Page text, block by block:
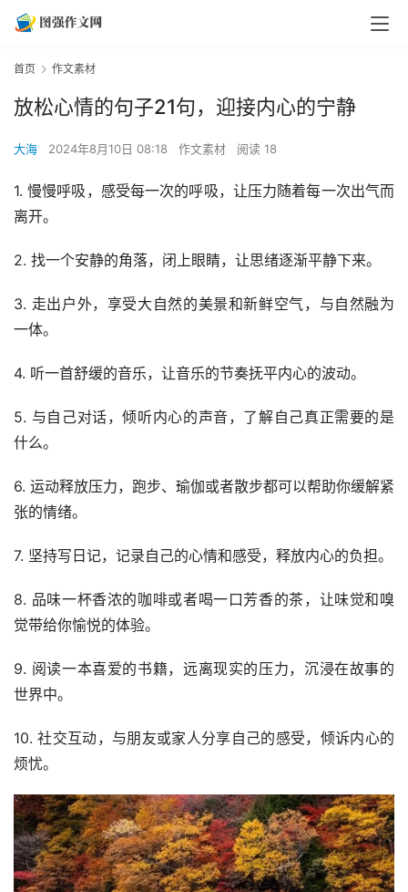
首页 作文素材
放松心情的句子21句，迎接内心的宁静
大海 2024年8月10日 08:18 作文素材 阅读 18
1. 慢慢呼吸，感受每一次的呼吸，让压力随着每一次出气而
离开。
2. 找一个安静的角落，闭上眼睛，让思绪逐渐平静下来。
3. 走出户外，享受大自然的美景和新鲜空气，与自然融为
一体。
4. 听一首舒缓的音乐，让音乐的节奏抚平内心的波动。
5. 与自己对话，倾听内心的声音，了解自己真正需要的是
什么。
6. 运动释放压力，跑步、瑜伽或者散步都可以帮助你缓解紧
张的情绪。
7. 坚持写日记，记录自己的心情和感受，释放内心的负担。
8. 品味一杯香浓的咖啡或者喝一口芳香的茶，让味觉和嗅
觉带给你愉悦的体验。
9. 阅读一本喜爱的书籍，远离现实的压力，沉浸在故事的
世界中。
10. 社交互动，与朋友或家人分享自己的感受，倾诉内心的
烦忧。